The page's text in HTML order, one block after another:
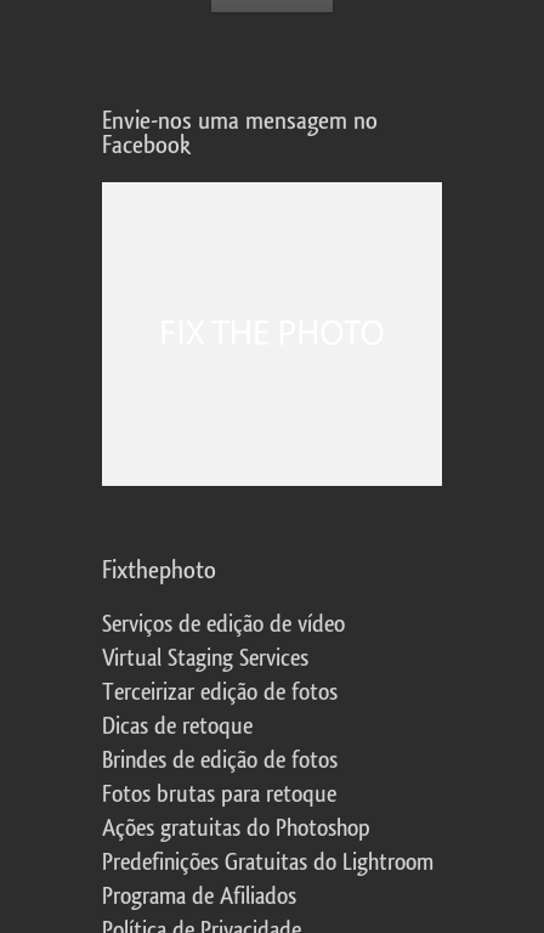
Envie-nos uma mensagem no
Facebook
Fixthephoto
Serviços de edição de vídeo
Virtual Staging Services
Terceirizar edição de fotos
Dicas de retoque
Brindes de edição de fotos
Fotos brutas para retoque
Ações gratuitas do Photoshop
Predefinições Gratuitas do Lightroom
Programa de Afiliados